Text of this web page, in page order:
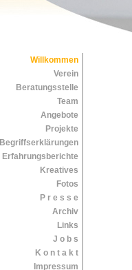
Willkommen
Verein
Beratungsstelle
Team
Angebote
Projekte
Begriffserklärungen
Erfahrungsberichte
Kreatives
Fotos
P r e s s e
Archiv
Links
J o b s
K o n t a k t
Impressum